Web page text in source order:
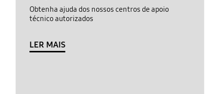
Obtenha ajuda dos nossos centros de apoio
técnico autorizados
LER MAIS